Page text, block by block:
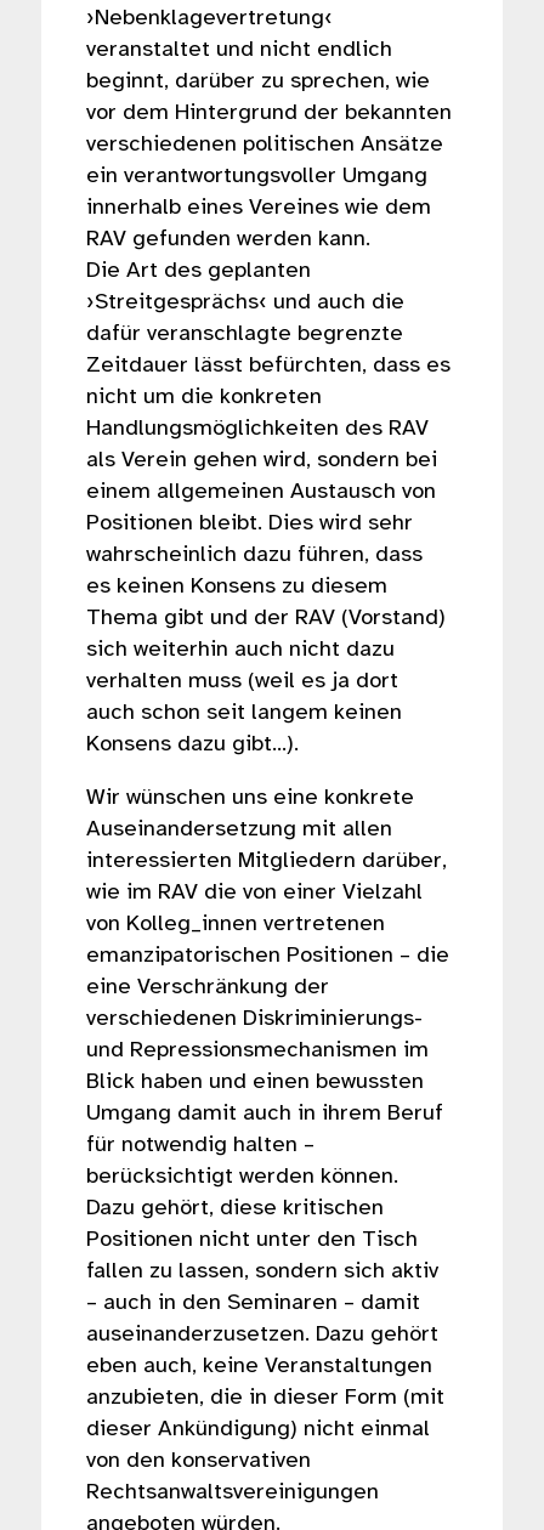
›Nebenklagevertretung‹
veranstaltet und nicht endlich
beginnt, darüber zu sprechen, wie
vor dem Hintergrund der bekannten
verschiedenen politischen Ansätze
ein verantwortungsvoller Umgang
innerhalb eines Vereines wie dem
RAV gefunden werden kann.
Die Art des geplanten
›Streitgesprächs‹ und auch die
dafür veranschlagte begrenzte
Zeitdauer lässt befürchten, dass es
nicht um die konkreten
Handlungsmöglichkeiten des RAV
als Verein gehen wird, sondern bei
einem allgemeinen Austausch von
Positionen bleibt. Dies wird sehr
wahrscheinlich dazu führen, dass
es keinen Konsens zu diesem
Thema gibt und der RAV (Vorstand)
sich weiterhin auch nicht dazu
verhalten muss (weil es ja dort
auch schon seit langem keinen
Konsens dazu gibt...).
Wir wünschen uns eine konkrete
Auseinandersetzung mit allen
interessierten Mitgliedern darüber,
wie im RAV die von einer Vielzahl
von Kolleg_innen vertretenen
emanzipatorischen Positionen – die
eine Verschränkung der
verschiedenen Diskriminierungs-
und Repressionsmechanismen im
Blick haben und einen bewussten
Umgang damit auch in ihrem Beruf
für notwendig halten –
berücksichtigt werden können.
Dazu gehört, diese kritischen
Positionen nicht unter den Tisch
fallen zu lassen, sondern sich aktiv
– auch in den Seminaren – damit
auseinanderzusetzen. Dazu gehört
eben auch, keine Veranstaltungen
anzubieten, die in dieser Form (mit
dieser Ankündigung) nicht einmal
von den konservativen
Rechtsanwaltsvereinigungen
angeboten würden.